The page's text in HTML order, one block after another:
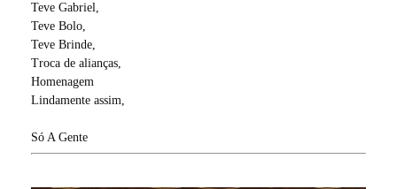
Teve Gabriel,
Teve Bolo,
Teve Brinde,
Troca de alianças,
Homenagem
Lindamente assim,
Só A Gente